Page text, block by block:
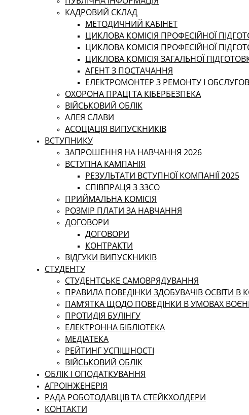
КАДРОВИЙ СКЛАД
МЕТОДИЧНИЙ КАБІНЕТ
ЦИКЛОВА КОМІСІЯ ПРОФЕСІЙНОЇ
ЦИКЛОВА КОМІСІЯ ПРОФЕСІЙНОЇ
ЦИКЛОВА КОМІСІЯ ЗАГАЛЬНОЇ
АГЕНТ З ПОСТАЧАННЯ
ЕЛЕКТРОМОНТЕР З РЕМОНТУ І
ОХОРОНА ПРАЦІ ТА КІБЕРБЕЗПЕКА
ВІЙСЬКОВИЙ ОБЛІК
АЛЕЯ СЛАВИ
АСОЦІАЦІЯ ВИПУСКНИКІВ
ВСТУПНИКУ
ЗАПРОШЕННЯ НА НАВЧАННЯ 2026
ВСТУПНА КАМПАНІЯ
РЕЗУЛЬТАТИ ВСТУПНОЇ КОМПАНІЇ 2025
СПІВПРАЦЯ З ЗЗСО
ПРИЙМАЛЬНА КОМІСІЯ
РОЗМІР ПЛАТИ ЗА НАВЧАННЯ
ДОГОВОРИ
ДОГОВОРИ
КОНТРАКТИ
ВІДГУКИ ВИПУСКНИКІВ
СТУДЕНТУ
CТУДЕНТСЬКЕ САМОВРЯДУВАННЯ
ПРАВИЛА ПОВЕДІНКИ ЗДОБУВАЧІВ ОСВІТИ В
ПАМ’ЯТКА ЩОДО ПОВЕДІНКИ В УМОВАХ
ПРОТИДІЯ БУЛІНГУ
ЕЛЕКТРОННА БІБЛІОТЕКА
МЕДІАТЕКА
РЕЙТИНГ УСПІШНОСТІ
ВІЙСЬКОВИЙ ОБЛІК
ОБЛІК І ОПОДАТКУВАННЯ
АГРОІНЖЕНЕРІЯ
РАДА РОБОТОДАВЦІВ ТА СТЕЙКХОЛДЕРИ
КОНТАКТИ